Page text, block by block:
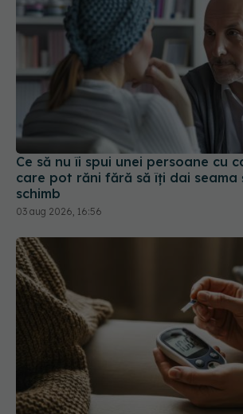
Ce să nu îi spui unei persoane cu
care pot răni fără să îți dai seama
schimb
03 aug 2026, 16:56